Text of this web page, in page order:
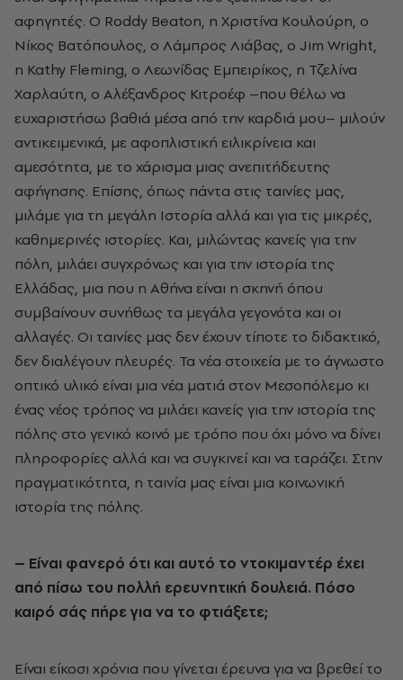
αφηγητές. Ο Roddy Beaton, η Χριστίνα Κουλούρη, ο
Νίκος Βατόπουλος, ο Λάμπρος Λιάβας, ο Jim Wright,
η Kathy Fleming, ο Λεωνίδας Εμπειρίκος, η Τζελίνα
Χαρλαύτη, ο Αλέξανδρος Κιτροέφ –που θέλω να
ευχαριστήσω βαθιά μέσα από την καρδιά μου– μιλούν
αντικειμενικά, με αφοπλιστική ειλικρίνεια και
αμεσότητα, με το χάρισμα μιας ανεπιτήδευτης
αφήγησης. Επίσης, όπως πάντα στις ταινίες μας,
μιλάμε για τη μεγάλη Ιστορία αλλά και για τις μικρές,
καθημερινές ιστορίες. Και, μιλώντας κανείς για την
πόλη, μιλάει συγχρόνως και για την ιστορία της
Ελλάδας, μια που η Αθήνα είναι η σκηνή όπου
συμβαίνουν συνήθως τα μεγάλα γεγονότα και οι
αλλαγές. Οι ταινίες μας δεν έχουν τίποτε το διδακτικό,
δεν διαλέγουν πλευρές. Τα νέα στοιχεία με το άγνωστο
οπτικό υλικό είναι μια νέα ματιά στον Μεσοπόλεμο κι
ένας νέος τρόπος να μιλάει κανείς για την ιστορία της
πόλης στο γενικό κοινό με τρόπο που όχι μόνο να δίνει
πληροφορίες αλλά και να συγκινεί και να ταράζει. Στην
πραγματικότητα, η ταινία μας είναι μια κοινωνική
ιστορία της πόλης.
– Είναι φανερό ότι και αυτό το ντοκιμαντέρ έχει
από πίσω του πολλή ερευνητική δουλειά. Πόσο
καιρό σάς πήρε για να το φτιάξετε;
Είναι είκοσι χρόνια που γίνεται έρευνα για να βρεθεί το